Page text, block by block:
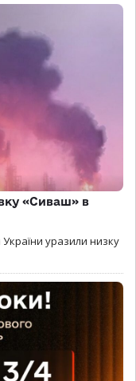
«Сиваш» в
уразили низку